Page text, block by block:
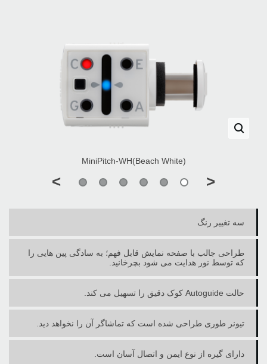
MiniPitch-WH(Beach White)
<
>
سه تغییر رنگ
طراحی جالب با صفحه نمایش قابل فهم؛ به سادگی پین هایی را
که توسط نور هدایت می شود بچرخانید.
حالت Autoguide کوک دقیق را تسهیل می کند.
تیونر طوری طراحی شده است که تماشاگر آن را نخواهد دید.
دارای گیره از نوع ایمن و اتصال آسان است.